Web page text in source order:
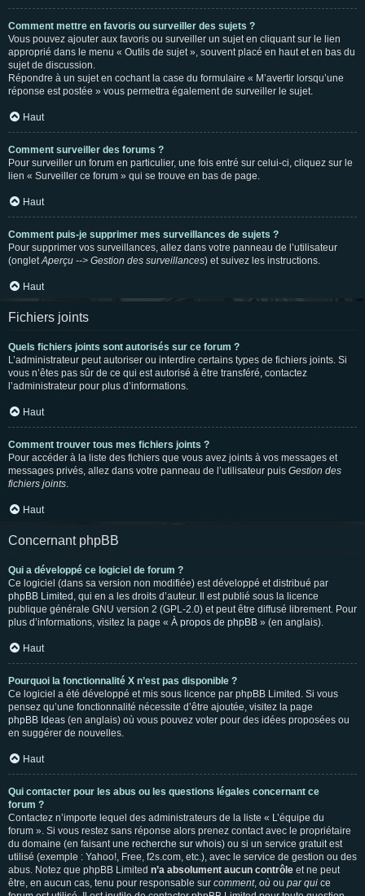
Comment mettre en favoris ou surveiller des sujets ?
Vous pouvez ajouter aux favoris ou surveiller un sujet en cliquant sur le lien
approprié dans le menu « Outils de sujet », souvent placé en haut et en bas du
sujet de discussion.
Répondre à un sujet en cochant la case du formulaire « M’avertir lorsqu’une
réponse est postée » vous permettra également de surveiller le sujet.
Haut
Comment surveiller des forums ?
Pour surveiller un forum en particulier, une fois entré sur celui-ci, cliquez sur le
lien « Surveiller ce forum » qui se trouve en bas de page.
Haut
Comment puis-je supprimer mes surveillances de sujets ?
Pour supprimer vos surveillances, allez dans votre panneau de l’utilisateur
(ongletAperçu --> Gestion des surveillances) et suivez les instructions.
Haut
Fichiers joints
Quels fichiers joints sont autorisés sur ce forum ?
L’administrateur peut autoriser ou interdire certains types de fichiers joints. Si
vous n’êtes pas sûr de ce qui est autorisé à être transféré, contactez
l’administrateur pour plus d’informations.
Haut
Comment trouver tous mes fichiers joints ?
Pour accéder à la liste des fichiers que vous avez joints à vos messages et
messages privés, allez dans votre panneau de l’utilisateur puis Gestion des
fichiers joints.
Haut
Concernant phpBB
Qui a développé ce logiciel de forum ?
Ce logiciel (dans sa version non modifiée) est développé et distribué par
phpBB Limited , qui en a les droits d’auteur. Il est publié sous la licence
publique générale GNU version 2 (GPL-2.0) et peut être diffusé librement. Pour
plus d’informations, visitez la page « À propos de phpBB » (en anglais).
Haut
Pourquoi la fonctionnalité X n’est pas disponible ?
Ce logiciel a été développé et mis sous licence par phpBB Limited. Si vous
pensez qu’une fonctionnalité nécessite d’être ajoutée, visitez la page
phpBB Ideas (en anglais) où vous pouvez voter pour des idées proposées ou
en suggérer de nouvelles.
Haut
Qui contacter pour les abus ou les questions légales concernant ce
forum ?
Contactez n’importe lequel des administrateurs de la liste « L’équipe du
forum ». Si vous restez sans réponse alors prenez contact avec le propriétaire
du domaine (en faisant une recherche sur whois) ou si un service gratuit est
utilisé (exemple : Yahoo!, Free, f2s.com, etc.), avec le service de gestion ou des
abus. Notez que phpBB Limited n’a absolument aucun contrôle et ne peut
être, en aucun cas, tenu pour responsable sur comment, où ou par qui ce